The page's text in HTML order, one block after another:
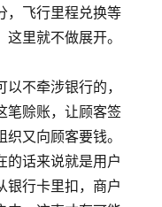
，飞行里程兑换等
里就不做展开。
不牵涉银行的，
笔赊账，让顾客签
又向顾客要钱。
的话来说就是用户
银行卡里扣，商户